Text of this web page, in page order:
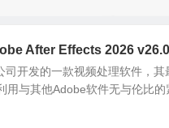
After Effects 2026
开发的一款视频处理软件，
与其他Adobe软件无与伦比的